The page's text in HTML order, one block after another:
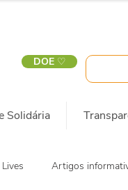
DOE ♡
Solidária
Lives Artigos